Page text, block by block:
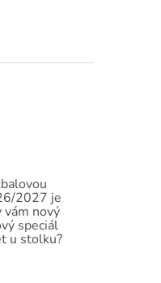
2027 je
vám nový
speciál
u stolku?